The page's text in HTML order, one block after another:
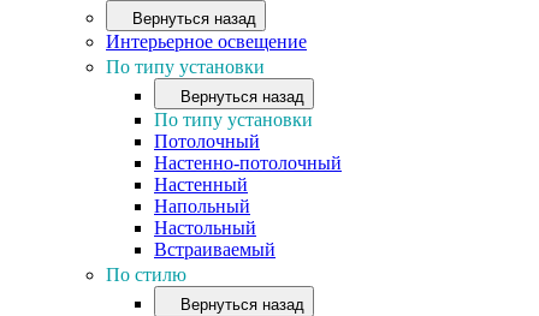
Вернуться назад
Интерьерное освещение
По типу установки
Вернуться назад
По типу установки
Потолочный
Настенно-потолочный
Настенный
Напольный
Настольный
Встраиваемый
По стилю
Вернуться назад